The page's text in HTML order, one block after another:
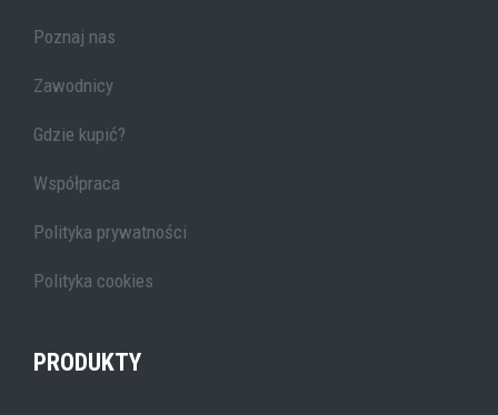
Poznaj nas
Zawodnicy
Gdzie kupić?
Współpraca
Polityka prywatności
Polityka cookies
PRODUKTY